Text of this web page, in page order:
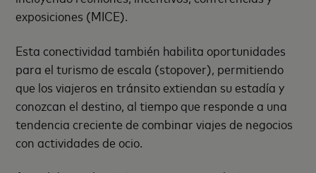
exposiciones (MICE).
Esta conectividad también habilita oportunidades
para el turismo de escala (stopover), permitiendo
que los viajeros en tránsito extiendan su estadía y
conozcan el destino, al tiempo que responde a una
tendencia creciente de combinar viajes de negocios
con actividades de ocio.